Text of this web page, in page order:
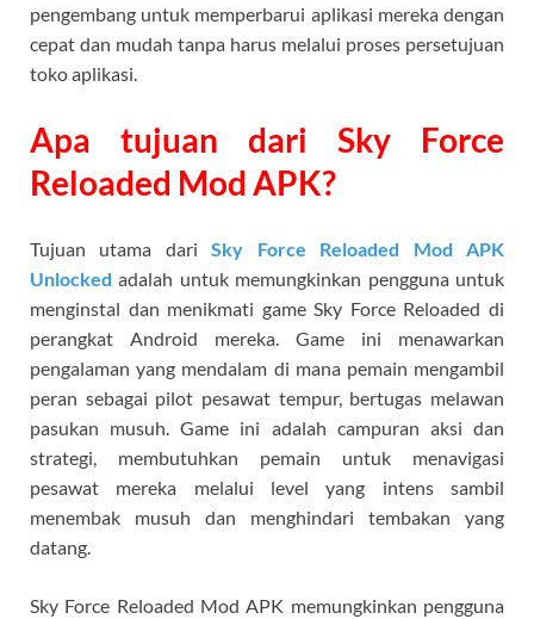
pengembang untuk memperbarui aplikasi mereka dengan
cepat dan mudah tanpa harus melalui proses persetujuan
toko aplikasi.
Apa tujuan dari Sky Force
Reloaded Mod APK?
Tujuan utama dari Sky Force Reloaded Mod APK
Unlocked adalah untuk memungkinkan pengguna untuk
menginstal dan menikmati game Sky Force Reloaded di
perangkat Android mereka. Game ini menawarkan
pengalaman yang mendalam di mana pemain mengambil
peran sebagai pilot pesawat tempur, bertugas melawan
pasukan musuh. Game ini adalah campuran aksi dan
strategi, membutuhkan pemain untuk menavigasi
pesawat mereka melalui level yang intens sambil
menembak musuh dan menghindari tembakan yang
datang.
Sky Force Reloaded Mod APK memungkinkan pengguna